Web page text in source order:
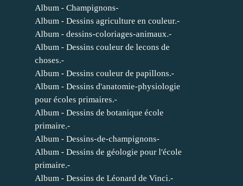
Album - Champignons-
Album - Dessins agriculture en couleur.-
Album - dessins-coloriages-animaux.-
Album - Dessins couleur de lecons de
choses.-
Album - Dessins couleur de papillons.-
Album - Dessins d'anatomie-physiologie
pour écoles primaires.-
Album - Dessins de botanique école
primaire.-
Album - Dessins-de-champignons-
Album - Dessins de géologie pour l'école
primaire.-
Album - Dessins de Léonard de Vinci.-